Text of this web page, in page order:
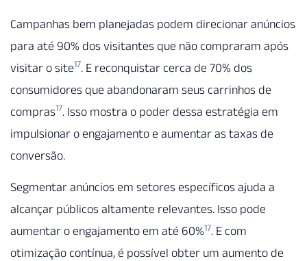
Campanhas bem planejadas podem direcionar anúncios
para até 90% dos visitantes que não compraram após
visitar o site17. E reconquistar cerca de 70% dos
consumidores que abandonaram seus carrinhos de
compras17. Isso mostra o poder dessa estratégia em
impulsionar o engajamento e aumentar as taxas de
conversão.
Segmentar anúncios em setores específicos ajuda a
alcançar públicos altamente relevantes. Isso pode
aumentar o engajamento em até 60%17. E com
otimização contínua, é possível obter um aumento de